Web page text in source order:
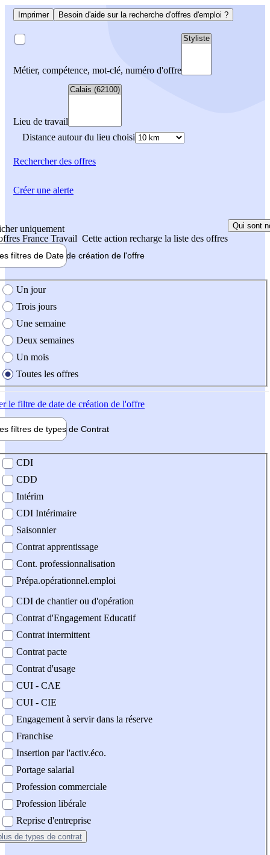
Imprimer Besoin d'aide sur la recherche d'offres d'emploi ?
Métier, compétence, mot-clé, numéro d'offre
Lieu de travail
Distance autour du lieu choisi
Rechercherdes offres
uniquement
France Travail Cette action recharge la liste des offres
Qui sont
filtres de Date de création de l'offre
création de l'offre
Un jour
Trois jours
Une semaine
Deux semaines
Un mois
Toutes les offres
le filtre de date de création de l'offre
filtres de types de Contrat
contrat
CDI
CDD
Intérim
CDI Intérimaire
Saisonnier
Contrat apprentissage
Cont. professionnalisation
Prépa.opérationnel.emploi
CDI de chantier ou d'opération
Contrat d'Engagement Educatif
Contrat intermittent
Contrat pacte
Contrat d'usage
CUI - CAE
CUI - CIE
Engagement à servir dans la réserve
Franchise
Insertion par l'activ.éco.
Portage salarial
Profession commerciale
Profession libérale
Reprise d'entreprise
de types de contrat
Créer une alerte